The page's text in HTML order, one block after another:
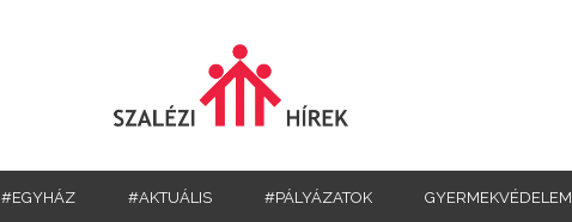
#EGYHÁZ #AKTUÁLIS #PÁLYÁZATOK GYERMEKVÉDELEM